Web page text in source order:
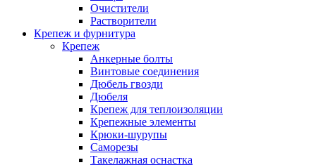
Очистители
Растворители
Крепеж и фурнитура
Крепеж
Анкерные болты
Винтовые соединения
Дюбель гвозди
Дюбеля
Крепеж для теплоизоляции
Крепежные элементы
Крюки-шурупы
Саморезы
Такелажная оснастка